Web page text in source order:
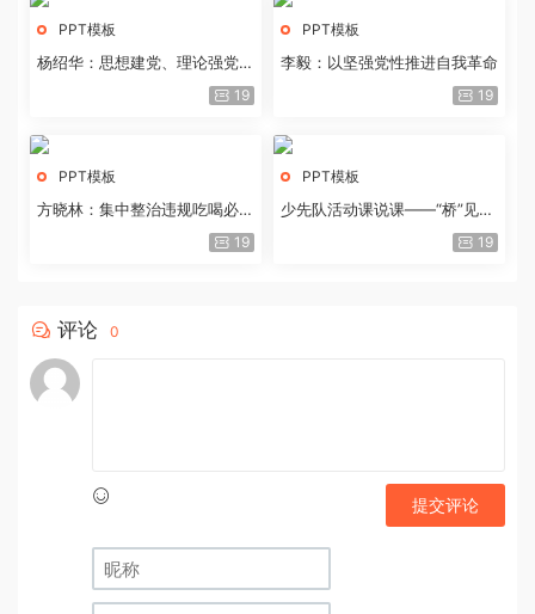
PPT模板
杨绍华：思想建党、理论强党的
19
PPT模板
李毅：以坚强党性推进自我革命
19
PPT模板
方晓林：集中整治违规吃喝必须
19
PPT模板
少先队活动课说课——“桥”见中
19
评论 0
提交评论